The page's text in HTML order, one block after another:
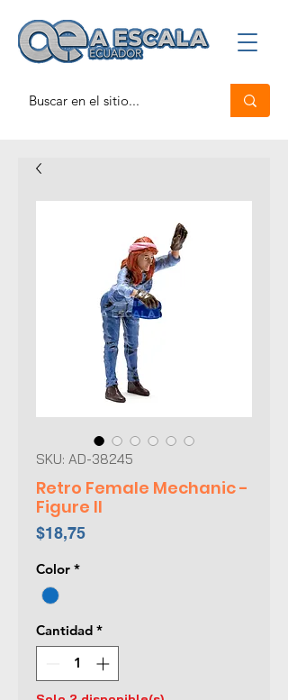
SKU: AD-38245
Retro Female Mechanic -
Figure II
$18,75Precio
Color *
Cantidad *